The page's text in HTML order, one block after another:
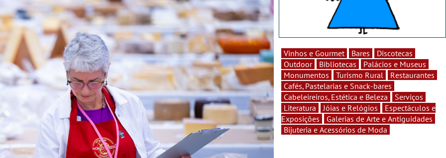
Vinhos e Gourmet Bares
Discotecas
Outdoor
Bibliotecas
Palácios e Museus
Monumentos
Turismo Rural
Restaurantes
Cafés, Pastelarias e Snack-bares
Cabeleireiros, Estética e Beleza
Serviços
Literatura
Jóias e Relógios
Espectáculos e
Exposições
Galerias de Arte e Antiguidades
Bijuteria e Acessórios de Moda